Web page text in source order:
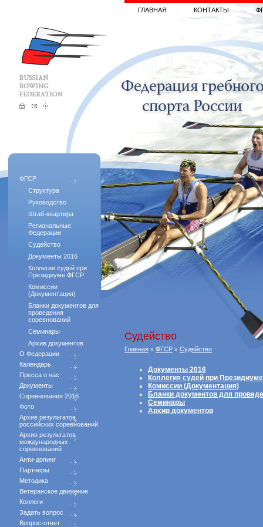
ФГСР
Структура
Руководство
Штаб-квартира
Региональные
Федерации
Судейство
Документы 2016
Коллегия судей при
Президиуме ФГСР
Комиссии
(Документация)
Бланки документов для
проведения
соревнований
Семинары
Архив документов
О Федерации
Календарь
Пресса о нас
Документы
Соревнования 2016
Фото
Архив результатов
российских соревнований
Архив результатов
международных
соревнований
Анти-допинг
Партнеры
Методика
Ветеранское движение
Коллеги
Задать вопрос
Вопрос-ответ
ГЛАВНАЯ КОНТАКТЫ
Судейство
Главная » ФГСР » Судейство
Документы 2016
Коллегия судей при
Комиссии (Документация)
Бланки документов для
Семинары
Архив документов